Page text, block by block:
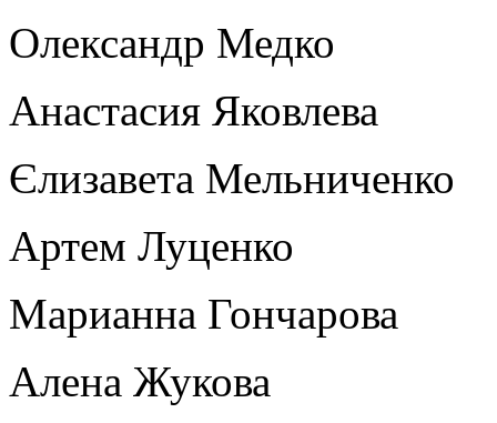
Олександр Медко
Анастасия Яковлева
Єлизавета Мельниченко
Артем Луценко
Марианна Гончарова
Алена Жукова